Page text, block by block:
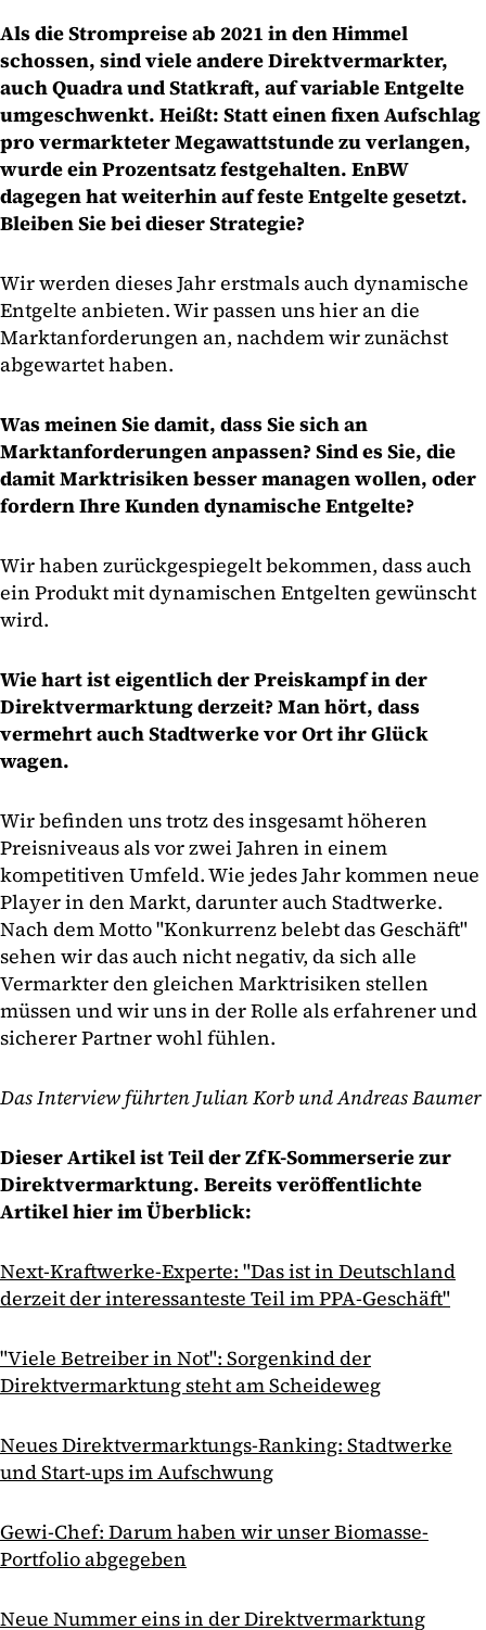
Als die Strompreise ab 2021 in den Himmel
schossen, sind viele andere Direktvermarkter,
auch Quadra und Statkraft, auf variable Entgelte
umgeschwenkt. Heißt: Statt einen fixen Aufschlag
pro vermarkteter Megawattstunde zu verlangen,
wurde ein Prozentsatz festgehalten. EnBW
dagegen hat weiterhin auf feste Entgelte gesetzt.
Bleiben Sie bei dieser Strategie?
Wir werden dieses Jahr erstmals auch dynamische
Entgelte anbieten. Wir passen uns hier an die
Marktanforderungen an, nachdem wir zunächst
abgewartet haben.
Was meinen Sie damit, dass Sie sich an
Marktanforderungen anpassen? Sind es Sie, die
damit Marktrisiken besser managen wollen, oder
fordern Ihre Kunden dynamische Entgelte?
Wir haben zurückgespiegelt bekommen, dass auch
ein Produkt mit dynamischen Entgelten gewünscht
wird.
Wie hart ist eigentlich der Preiskampf in der
Direktvermarktung derzeit? Man hört, dass
vermehrt auch Stadtwerke vor Ort ihr Glück
wagen.
Wir befinden uns trotz des insgesamt höheren
Preisniveaus als vor zwei Jahren in einem
kompetitiven Umfeld. Wie jedes Jahr kommen neue
Player in den Markt, darunter auch Stadtwerke.
Nach dem Motto "Konkurrenz belebt das Geschäft"
sehen wir das auch nicht negativ, da sich alle
Vermarkter den gleichen Marktrisiken stellen
müssen und wir uns in der Rolle als erfahrener und
sicherer Partner wohl fühlen.
Das Interview führten Julian Korb und Andreas Baumer
Dieser Artikel ist Teil der ZfK-Sommerserie zur
Direktvermarktung. Bereits veröffentlichte
Artikel hier im Überblick:
Next-Kraftwerke-Experte: "Das ist in Deutschland
derzeit der interessanteste Teil im PPA-Geschäft"
"Viele Betreiber in Not": Sorgenkind der
Direktvermarktung steht am Scheideweg
Neues Direktvermarktungs-Ranking: Stadtwerke
und Start-ups im Aufschwung
Gewi-Chef: Darum haben wir unser Biomasse-
Portfolio abgegeben
Neue Nummer eins in der Direktvermarktung